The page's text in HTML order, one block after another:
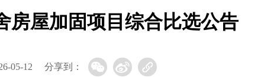
房屋加固项目综合比选公告
05-12 分享到：